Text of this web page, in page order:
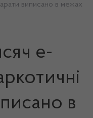
виписано в межах
е-
в